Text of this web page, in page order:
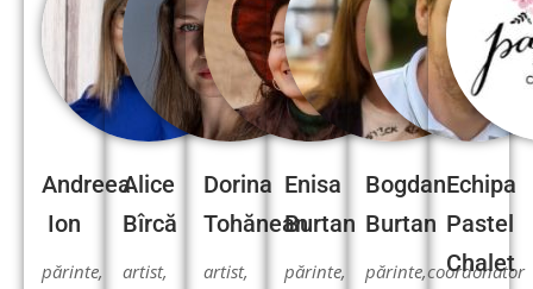
Andreea
Ion
părinte,
Alice
Bîrcă
artist,
Dorina
Tohănean
artist,
Enisa
Burtan
părinte,
Bogdan
Burtan
părinte,coordonator
Echipa
Pastel
Chalet